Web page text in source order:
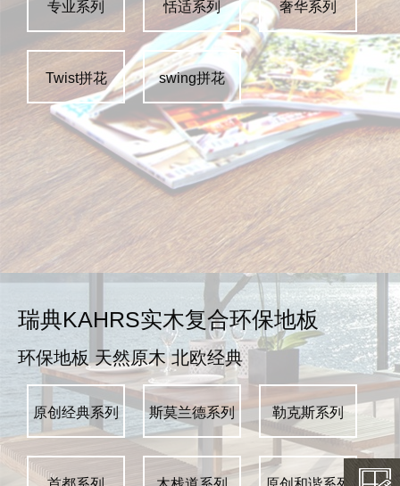
专业系列 恬适系列 奢华系列
Twist拼花 swing拼花
瑞典KAHRS实木复合环保地板
环保地板 天然原木 北欧经典
原创经典系列 斯莫兰德系列 勒克斯系列